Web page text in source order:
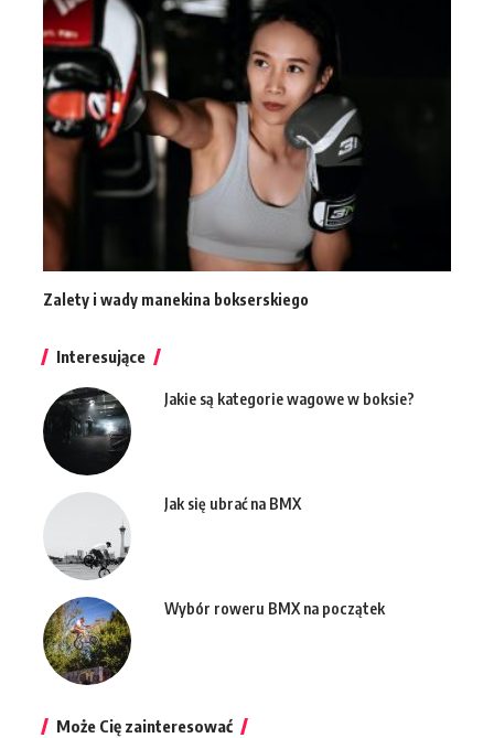
Zalety i wady manekina bokserskiego
Interesujące
Jakie są kategorie wagowe w boksie?
Jak się ubrać na BMX
Wybór roweru BMX na początek
Może Cię zainteresować